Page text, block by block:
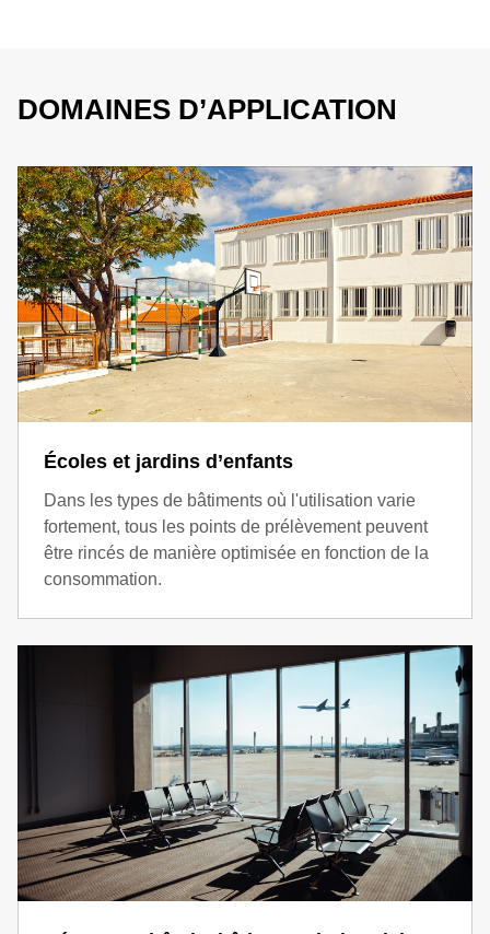
DOMAINES D’APPLICATION
Écoles et jardins d’enfants
Dans les types de bâtiments où l'utilisation varie
fortement, tous les points de prélèvement peuvent
être rincés de manière optimisée en fonction de la
consommation.